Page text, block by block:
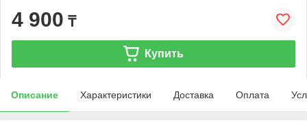
4 900 ₸
Купить
Описание Характеристики Доставка Оплата